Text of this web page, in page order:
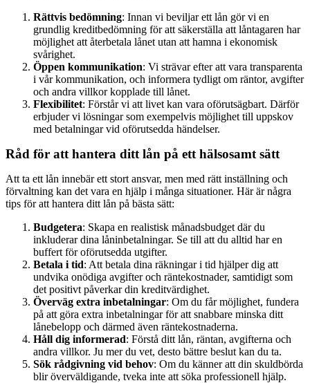
Rättvis bedömning: Innan vi beviljar ett lån gör vi en
grundlig kreditbedömning för att säkerställa att låntagaren har
möjlighet att återbetala lånet utan att hamna i ekonomisk
svårighet.
Öppen kommunikation: Vi strävar efter att vara transparenta
i vår kommunikation, och informera tydligt om räntor, avgifter
och andra villkor kopplade till lånet.
Flexibilitet: Förstår vi att livet kan vara oförutsägbart. Därför
erbjuder vi lösningar som exempelvis möjlighet till uppskov
med betalningar vid oförutsedda händelser.
Råd för att hantera ditt lån på ett hälsosamt sätt
Att ta ett lån innebär ett stort ansvar, men med rätt inställning och
förvaltning kan det vara en hjälp i många situationer. Här är några
tips för att hantera ditt lån på bästa sätt:
Budgetera: Skapa en realistisk månadsbudget där du
inkluderar dina låninbetalningar. Se till att du alltid har en
buffert för oförutsedda utgifter.
Betala i tid: Att betala dina räkningar i tid hjälper dig att
undvika onödiga avgifter och räntekostnader, samtidigt som
det positivt påverkar din kreditvärdighet.
Överväg extra inbetalningar: Om du får möjlighet, fundera
på att göra extra inbetalningar för att snabbare minska ditt
lånebelopp och därmed även räntekostnaderna.
Håll dig informerad: Förstå ditt lån, räntan, avgifterna och
andra villkor. Ju mer du vet, desto bättre beslut kan du ta.
Sök rådgivning vid behov: Om du känner att din skuldbörda
blir överväldigande, tveka inte att söka professionell hjälp.